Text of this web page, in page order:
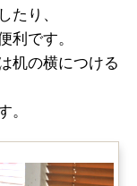
たり、
利です。
机の横につける
。